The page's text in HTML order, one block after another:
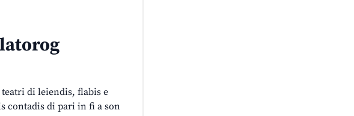
di leiendis, flabis e
contadis di pari in fi a son